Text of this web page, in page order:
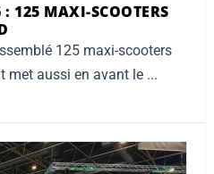
: 125 MAXI-SCOOTERS
125 maxi-scooters
met aussi en avant le ...